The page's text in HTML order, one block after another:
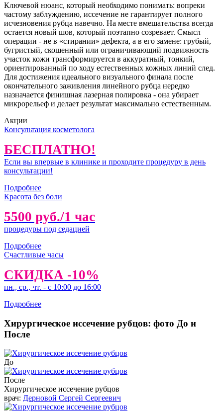
Ключевой нюанс, который необходимо понимать: вопреки
частому заблуждению, иссечение не гарантирует полного
исчезновения рубца навечно. На месте вмешательства всегда
остается новый шов, который поэтапно созревает. Смысл
операции - не в «стирании» дефекта, а в его замене: грубый,
бугристый, скошенный или ограничивающий подвижность
участок кожи трансформируется в аккуратный, тонкий,
ориентированный по ходу естественных кожных линий след.
Для достижения идеального визуального финала после
окончательного заживления линейного рубца нередко
назначается финишная лазерная полировка - она убирает
микрорельеф и делает результат максимально естественным.
Акции
Консультация косметолога
БЕСПЛАТНО!
Если вы впервые в клинике и проходите процедуру в день
консультации!
Подробнее
Красота без боли
5500 руб./1 час
процедуры под седацией
Подробнее
Счастливые часы
СКИДКА -10%
пн., ср., чт. - с 10:00 до 16:00
Подробнее
Хирургическое иссечение рубцов: фото До и
После
До
После
Хирургическое иссечение рубцов
врач: Дерновой Сергей Сергеевич